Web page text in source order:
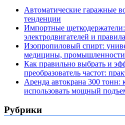
Автоматические гаражные
тенденции
Импортные
электродвигателей и
Изопропиловый спирт:
медицины,
Как правильно выбрать и
преобразователь частот:
Аренда автокрана 300 тонн:
использовать мощный
Рубрики